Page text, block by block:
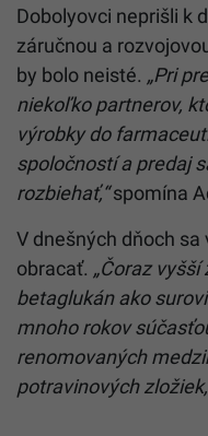
Dobolyovci neprišli k
záručnou a
by bolo neisté. „Pri
niekoľko partnerov,
výrobky do
spoločností a predaj
rozbiehať,“spomína
V dnešných dňoch sa
obracať. „Čoraz
betaglukán ako
mnoho rokov
renomovaných
potravinových